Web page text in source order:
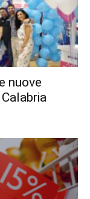
nuove